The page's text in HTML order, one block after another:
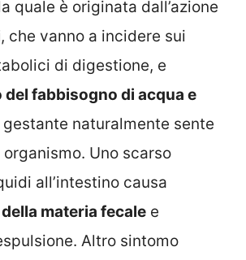
quale è originata dall’azione
, che vanno a incidere sui
di digestione, e
del fabbisogno di acqua e
gestante naturalmente sente
Uno scarso
all’intestino causa
materia fecale e
Altro sintomo